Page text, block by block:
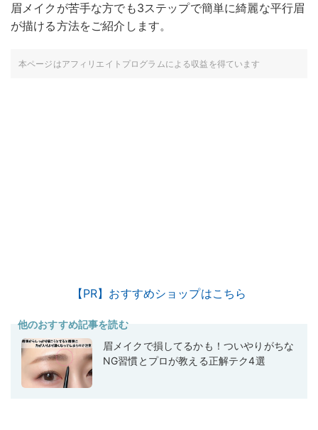
眉メイクが苦手な方でも3ステップで簡単に綺麗な平行眉
が描ける方法をご紹介します。
本ページはアフィリエイトプログラムによる収益を得ています
【PR】おすすめショップはこちら
他のおすすめ記事を読む
眉メイクで損してるかも！ついやりがちな
NG習慣とプロが教える正解テク4選